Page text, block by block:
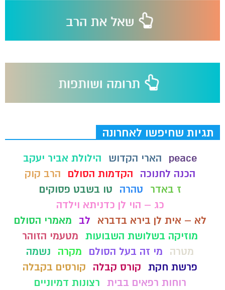
תגיות שחיפשו לאחרונה
peace הארי הקדוש
הילולת אביר יעקב
הכנה לחנוכה
הקדמות הסולם
הרב קוק
ז באדר
טהרה
טו בשבט פסוקים
כג – הוי לן כדניתא וילדה
לא – אית לן בירא בדברא
לב
מאמרי הסולם
מוזיקה בשלושת השבועות מטעמי הזוהר
מטרה
מי זה בעל הסולם מקרה
נשמה
פרשת חקת קורס קבלה
קורסים בקבלה
רוחות רפאים בבית רצונות דמיוניים